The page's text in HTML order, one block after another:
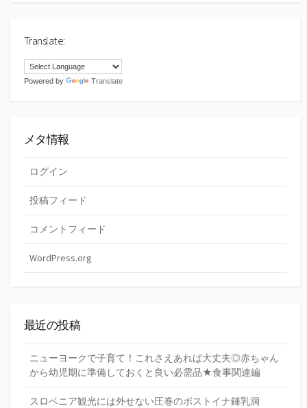
Translate:
Powered by Translate
メタ情報
ログイン
投稿フィード
コメントフィード
WordPress.org
最近の投稿
ニューヨークで子育て！これさえあれば大丈夫◎赤ちゃん
から幼児期に準備しておくと良い必需品★食事関連編
スロベニア観光には外せない圧巻のポストイナ鍾乳洞